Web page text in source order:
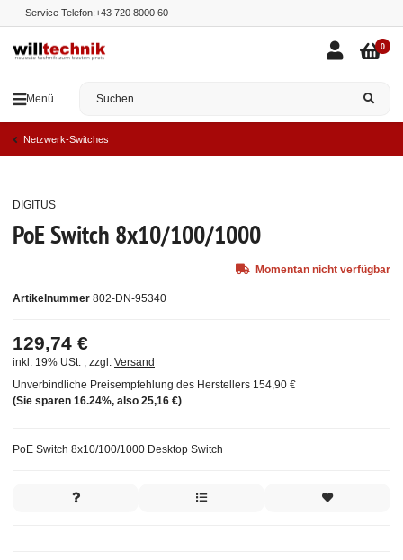
Service Telefon:+43 720 8000 60
Menü
0
Netzwerk-Switches
PoE Switch 8x10/100/1000
Artikelnummer 802-DN-95340
DIGITUS
PoE Switch 8x10/100/1000 Desktop Switch
129,74 €
inkl. 19% USt. , zzgl. Versand
Unverbindliche Preisempfehlung des Herstellers 154,90 €
(Sie sparen 16.24%, also 25,16 €)
Momentan nicht verfügbar